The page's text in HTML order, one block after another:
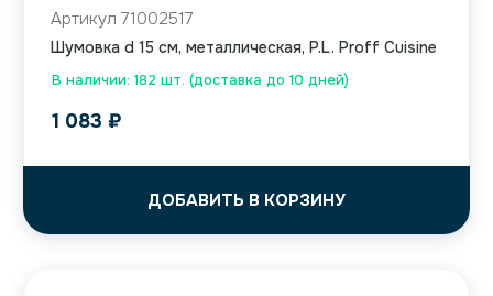
В наличии: 182 шт. (доставка до 10 дней)
Артикул 71002517
Шумовка d 15 см, металлическая, P.L. Proff Cuisine
1 083 ₽
ДОБАВИТЬ В КОРЗИНУ